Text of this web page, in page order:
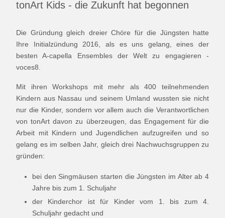
tonArt Kids - die Zukunft hat begonnen
Die Gründung gleich dreier Chöre für die Jüngsten hatte
Ihre Initialzündung 2016, als es uns gelang, eines der
besten A-capella Ensembles der Welt zu engagieren -
voces8.
Mit ihren Workshops mit mehr als 400 teilnehmenden
Kindern aus Nassau und seinem Umland wussten sie nicht
nur die Kinder, sondern vor allem auch die Verantwortlichen
von tonArt davon zu überzeugen, das Engagement für die
Arbeit mit Kindern und Jugendlichen aufzugreifen und so
gelang es im selben Jahr, gleich drei Nachwuchsgruppen zu
gründen:
bei den Singmäusen starten die Jüngsten im Alter ab 4
Jahre bis zum 1. Schuljahr
der Kinderchor ist für Kinder vom 1. bis zum 4.
Schuljahr gedacht und